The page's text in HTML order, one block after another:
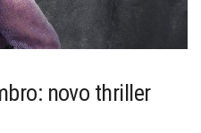
novo thriller